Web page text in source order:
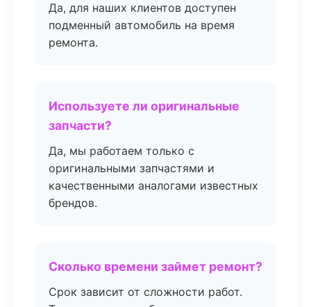
Да, для наших клиентов доступен
подменный автомобиль на время
ремонта.
Используете ли оригинальные
запчасти?
Да, мы работаем только с
оригинальными запчастями и
качественными аналогами известных
брендов.
Сколько времени займет ремонт?
Срок зависит от сложности работ.